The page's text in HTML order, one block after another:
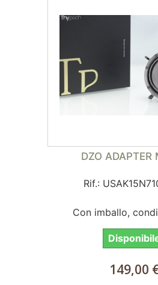
DZO ADAPTER
Rif.:
Con imballo,
149,00